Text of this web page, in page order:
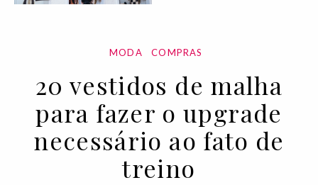
MODA COMPRAS
20 vestidos de malha
para fazer o upgrade
necessário ao fato de
treino